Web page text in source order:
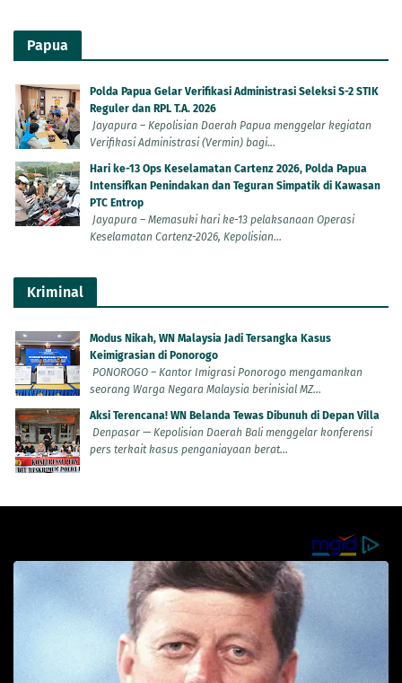
Papua
Polda Papua Gelar Verifikasi Administrasi Seleksi S-2 STIK
Reguler dan RPL T.A. 2026
Jayapura – Kepolisian Daerah Papua menggelar kegiatan
Verifikasi Administrasi (Vermin) bagi...
Hari ke-13 Ops Keselamatan Cartenz 2026, Polda Papua
Intensifkan Penindakan dan Teguran Simpatik di Kawasan
PTC Entrop
Jayapura – Memasuki hari ke-13 pelaksanaan Operasi
Keselamatan Cartenz-2026, Kepolisian...
Kriminal
Modus Nikah, WN Malaysia Jadi Tersangka Kasus
Keimigrasian di Ponorogo
PONOROGO – Kantor Imigrasi Ponorogo mengamankan
seorang Warga Negara Malaysia berinisial MZ...
Aksi Terencana! WN Belanda Tewas Dibunuh di Depan Villa
Denpasar — Kepolisian Daerah Bali menggelar konferensi
pers terkait kasus penganiayaan berat...